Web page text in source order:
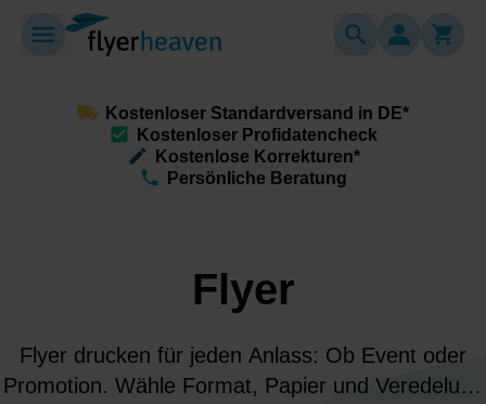
Kostenloser Standardversand in DE*
Kostenloser Profidatencheck
Kostenlose Korrekturen*
Persönliche Beratung
Flyer
Flyer drucken für jeden Anlass: Ob Event oder
Promotion. Wähle Format, Papier und Veredelung